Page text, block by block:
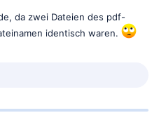
da zwei Dateien des pdf-
identisch waren.